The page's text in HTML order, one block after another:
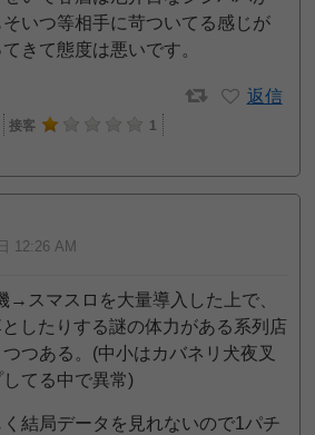
いつ等相手に苛ついてる感じが
きて態度は悪いです。
返信
接客
1
12:26 AM
→スマスロを大量導入した上で、
したりする謎の体力がある系列店
つある。(中小はカバネリ犬夜叉
てる中で異常)
結局データを見れないので1パチ